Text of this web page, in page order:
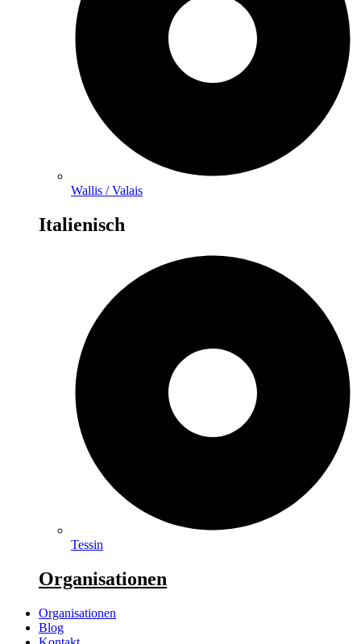
Wallis / Valais
Italienisch
Tessin
Organisationen
Organisationen
Blog